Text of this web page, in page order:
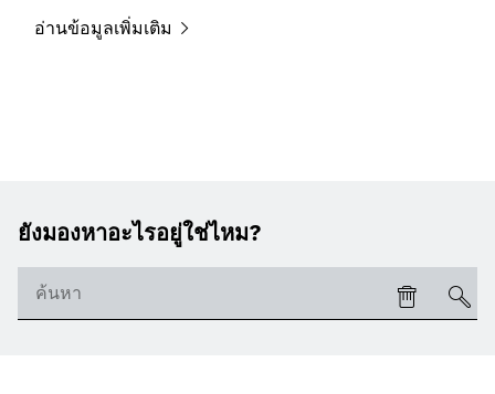
อ่านข้อมูลเพิ่มเติม
ยังมองหาอะไรอยู่ใช่ไหม?